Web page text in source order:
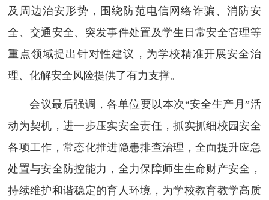
及周边治安形势，围绕防范电信网络诈骗、消防安
全、交通安全、突发事件处置及学生日常安全管理等
重点领域提出针对性建议，为学校精准开展安全治
理、化解安全风险提供了有力支撑。
会议最后强调，各单位要以本次“安全生产月”活
动为契机，进一步压实安全责任，抓实抓细校园安全
各项工作，常态化推进隐患排查治理，全面提升应急
处置与安全防控能力，全力保障师生生命财产安全，
持续维护和谐稳定的育人环境，为学校教育教学高质